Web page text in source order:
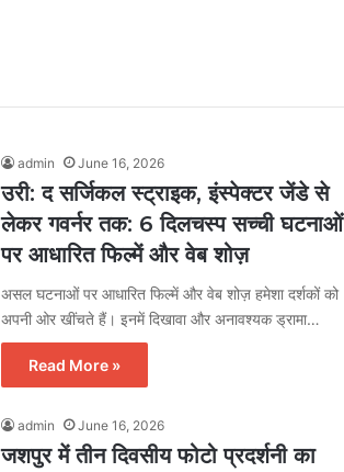
admin June 16, 2026
उरी: द सर्जिकल स्ट्राइक, इंस्पेक्टर जेंडे से
लेकर गवर्नर तक: 6 दिलचस्प सच्ची घटनाओं
पर आधारित फिल्में और वेब शोज़
असल घटनाओं पर आधारित फिल्में और वेब शोज़ हमेशा दर्शकों को
अपनी ओर खींचते हैं। इनमें दिखावा और अनावश्यक ड्रामा…
Read More »
admin June 16, 2026
जशपुर में तीन दिवसीय फोटो प्रदर्शनी का